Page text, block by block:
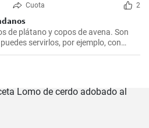
Cuota 2
de plátano y copos de avena. Son
servirlos, por ejemplo, con
arándanos.